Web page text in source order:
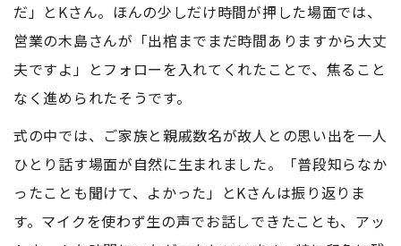
だ」とKさん。ほんの少しだけ時間が押した場面では、
営業の木島さんが「出棺までまだ時間ありますから大丈
夫ですよ」とフォローを入れてくれたことで、焦ること
なく進められたそうです。
式の中では、ご家族と親戚数名が故人との思い出を一人
ひとり話す場面が自然に生まれました。「普段知らなか
ったことも聞けて、よかった」とKさんは振り返りま
す。マイクを使わず生の声でお話しできたことも、アッ